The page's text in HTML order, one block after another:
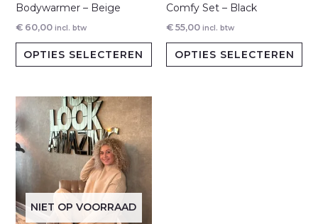
Bodywarmer – Beige
€60,00 incl. btw
OPTIES SELECTEREN
Dit
product
Comfy Set – Black
€ 55,00 incl. btw
OPTIES SELECTEREN
Dit
NIET OP VOORRAAD